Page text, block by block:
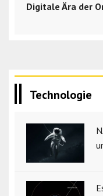
Digitale Ära der
Technologie